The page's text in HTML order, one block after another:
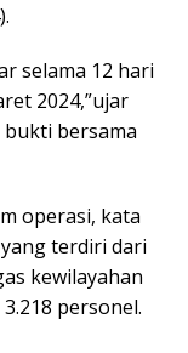
selama 12 hari
2024,”ujar
bersama
operasi, kata
terdiri dari
kewilayahan
personel.